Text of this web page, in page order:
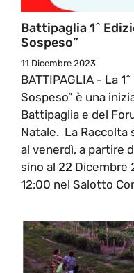
Battipaglia 1^
Sospeso”
11 Dicembre 2023
BATTIPAGLIA - La
Sospeso” è una
Battipaglia e del
Natale. La Raccolta
al venerdì, a partire
sino al 22 Dicembre
12:00 nel Salotto